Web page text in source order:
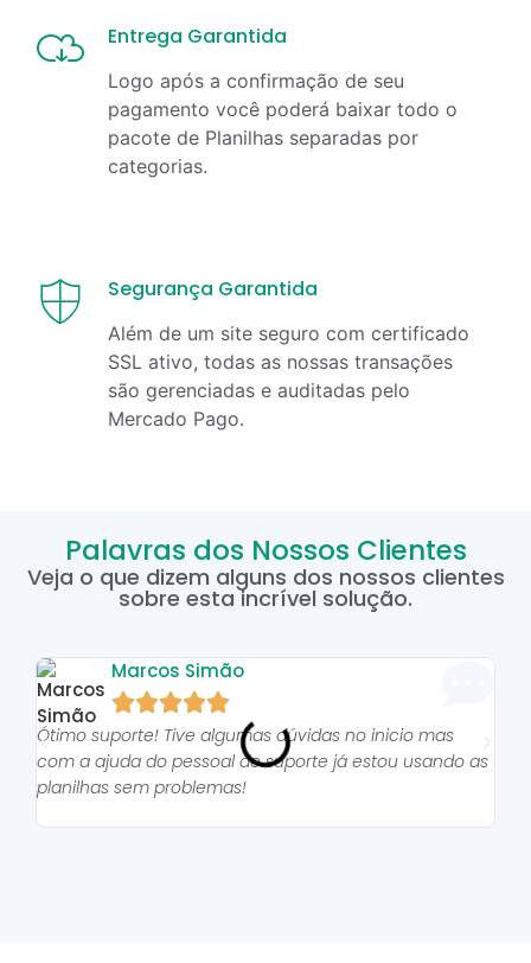
Entrega Garantida
Logo após a confirmação de seu
pagamento você poderá baixar todo o
pacote de Planilhas separadas por
categorias.
Segurança Garantida
Além de um site seguro com certificado
SSL ativo, todas as nossas transações
são gerenciadas e auditadas pelo
Mercado Pago.
Palavras dos Nossos Clientes
Veja o que dizem alguns dos nossos clientes
sobre esta incrível solução.
Marcos Simão

Ótimo suporte! Tive algumas dúvidas no inicio mas
com a ajuda do pessoal do suporte já estou usando as
planilhas sem problemas!